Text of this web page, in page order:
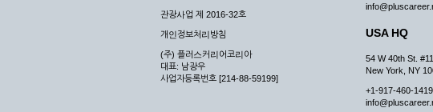
제3장 권리 및 의무
제6조 (회사의 의무)
① 회사는 특별한 사정이 없는 한 이용자가 신청한 후 즉시 서
② 회사는 이용자의 개인 신상 정보를 본인의 승낙 없이 타인
관광사업 제 2016-32호
개인정보처리방침
(주) 플러스커리어코리아
대표: 남광우
사업자등록번호 [214-88-59199]
USA HQ
54 W 40th St.
New York, NY
+1-917-460-1419